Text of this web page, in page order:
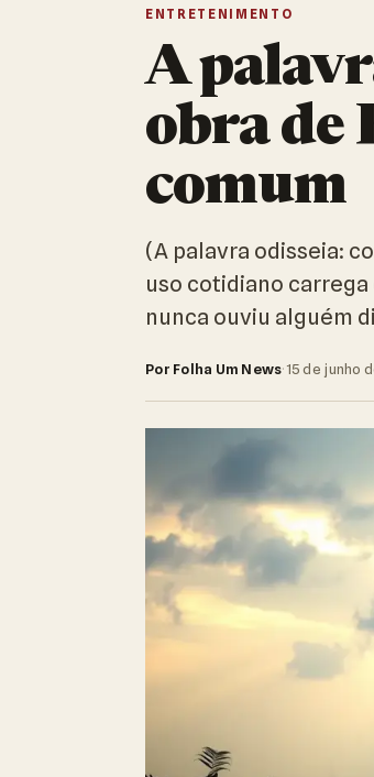
ENTRETENIMENTO
A
obra de
comum
(A palavra odisseia:
uso cotidiano carrega
nunca ouviu alguém
Por Folha Um News·15 de junho